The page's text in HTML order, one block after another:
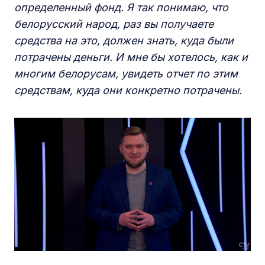
определенный фонд. Я так понимаю, что
белорусский народ, раз вы получаете
средства на это, должен знать, куда были
потрачены деньги. И мне бы хотелось, как и
многим белорусам, увидеть отчет по этим
средствам, куда они конкретно потрачены.